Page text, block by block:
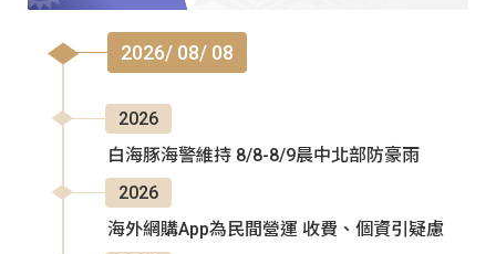
2026/ 08/ 08
2026
白海豚海警維持 8/8-8/9晨中北部防豪雨
2026
海外網購App為民間營運 收費、個資引疑慮